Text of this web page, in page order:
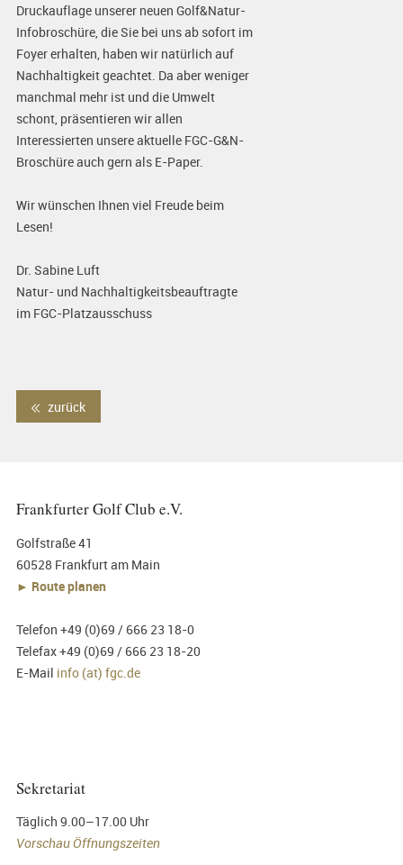
Druckauflage unserer neuen Golf&Natur-
Infobroschüre, die Sie bei uns ab sofort im
Foyer erhalten, haben wir natürlich auf
Nachhaltigkeit geachtet. Da aber weniger
manchmal mehr ist und die Umwelt
schont, präsentieren wir allen
Interessierten unsere aktuelle FGC-G&N-
Broschüre auch gern als E-Paper.
Wir wünschen Ihnen viel Freude beim
Lesen!
Dr. Sabine Luft
Natur- und Nachhaltigkeitsbeauftragte
im FGC-Platzausschuss
zurück
Frankfurter Golf Club e.V.
Golfstraße 41
60528 Frankfurt am Main
► Route planen
Telefon +49 (0)69 / 666 23 18-0
Telefax +49 (0)69 / 666 23 18-20
E-Mail info (at) fgc.de
Sekretariat
Täglich 9.00–17.00 Uhr
Vorschau Öffnungszeiten